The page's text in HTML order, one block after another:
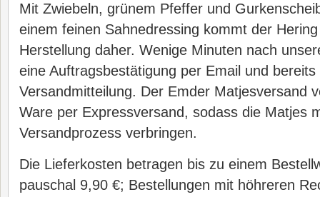
Mit Zwiebeln, grünem Pfeffer und
einem feinen Sahnedressing kommt der
Herstellung daher. Wenige Minuten nach
eine Auftragsbestätigung per Email und
Versandmitteilung. Der Emder Matjesversand
Ware per Expressversand, sodass die Matjes
Versandprozess verbringen.
Die Lieferkosten betragen bis zu einem
pauschal 9,90 €; Bestellungen mit höhreren